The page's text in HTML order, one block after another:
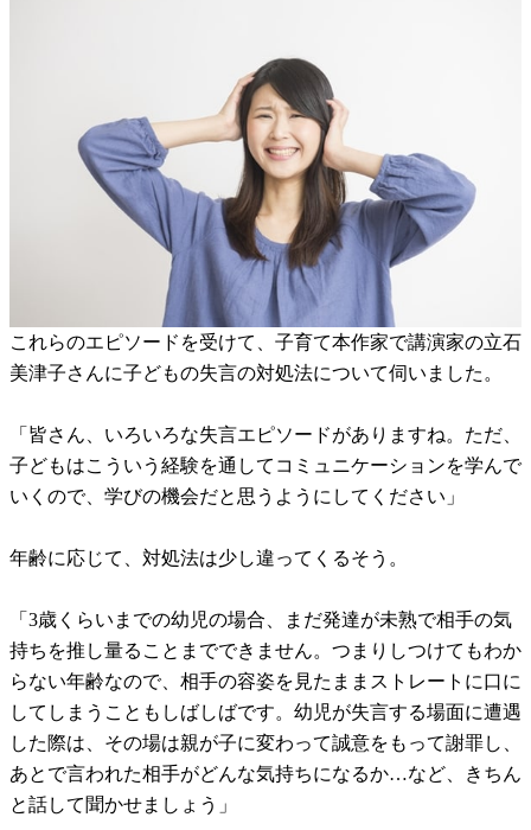
これらのエピソードを受けて、子育て本作家で講演家の立石
美津子さんに子どもの失言の対処法について伺いました。
「皆さん、いろいろな失言エピソードがありますね。ただ、
子どもはこういう経験を通してコミュニケーションを学んで
いくので、学びの機会だと思うようにしてください」
年齢に応じて、対処法は少し違ってくるそう。
「3歳くらいまでの幼児の場合、まだ発達が未熟で相手の気
持ちを推し量ることまでできません。つまりしつけてもわか
らない年齢なので、相手の容姿を見たままストレートに口に
してしまうこともしばしばです。幼児が失言する場面に遭遇
した際は、その場は親が子に変わって誠意をもって謝罪し、
あとで言われた相手がどんな気持ちになるか…など、きちん
と話して聞かせましょう」